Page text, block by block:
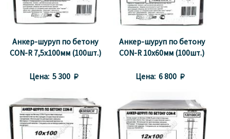
Анкер-шуруп по бетону
CON-R 7,5х100мм (100шт.)
Цена: 5 300 
Анкер-шуруп по бетону
CON-R 10х60мм (100шт.)
Цена: 6 800 